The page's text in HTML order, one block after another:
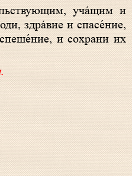
здра́вие и спасе́ние,
и сохрани их